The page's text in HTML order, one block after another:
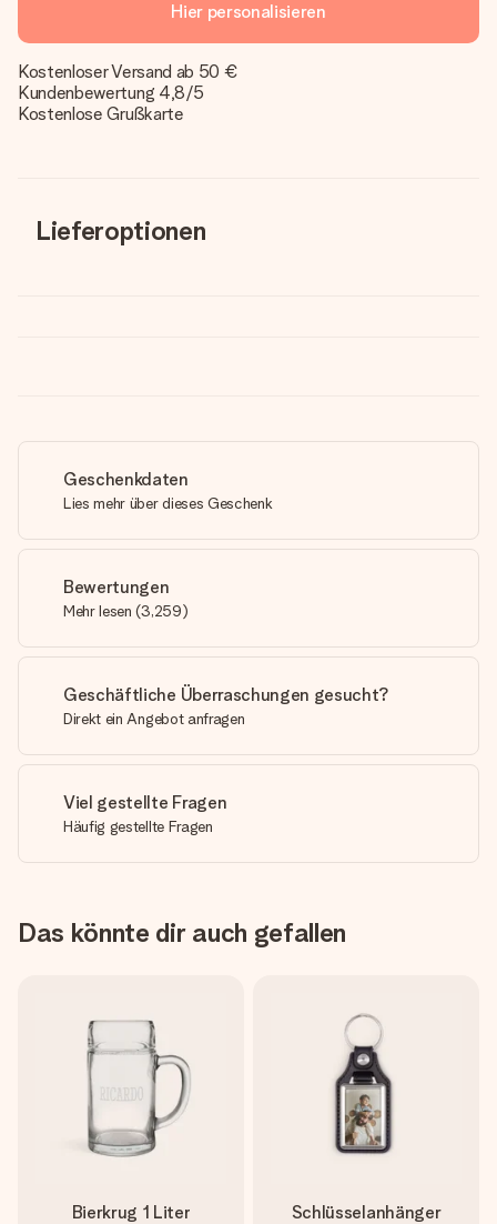
Hier personalisieren
Kostenloser Versand ab 50 €
Kundenbewertung 4,8/5
Kostenlose Grußkarte
Lieferoptionen
Geschenkdaten
Lies mehr über dieses Geschenk
Bewertungen
Mehr lesen (3,259)
Geschäftliche Überraschungen gesucht?
Direkt ein Angebot anfragen
Viel gestellte Fragen
Häufig gestellte Fragen
Das könnte dir auch gefallen
Bierkrug 1 Liter
Schlüsselanhänger